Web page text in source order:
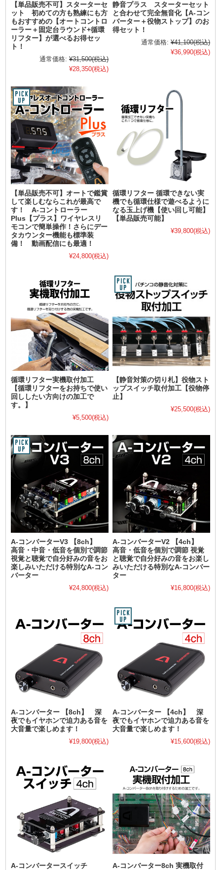
【単品販売不可】スターターセ
ット 初めての方も熟練にも方
もおすすめの【オートコントロ
ーラー＋固定台ラウンド+循環
リフター】が選べるお得セッ
ト！
通常価格: ¥31,500(税込)
¥28,350(税込)
静音プラス スターターセット
と合わせて完全無音化【A-コン
バーター＋役物ストップ】のお
得セット！
通常価格: ¥41,100(税込)
¥36,990(税込)
【単品販売不可】オートで鑑賞
して楽しむならこれが最高で
す！ A-コントローラー
Plus【プラス】ワイヤレスリ
モコンで簡単操作！さらにデー
タカウンター機能も標準装
備！ 動画配信にも最適！
¥24,800(税込)
循環リフター 循環できない実
機でも循環仕様で遊べるように
なる玉上げ機【使い回し可能】
【単品販売可能】
¥39,800(税込)
循環リフター実機取付加工
【循環リフターをお持ちで使い
回ししたい方向けの加工で
す。】
¥5,500(税込)
【静音対策の切り札】役物スト
ップスイッチ取付加工【役物停
止】
¥25,500(税込)
A-コンバーターV3 【8ch】
高音・中音・低音を個別で調節
視覚と聴覚で自分好みの音をお
楽しみいただける特別なA-コン
バーター
¥24,800(税込)
A-コンバーターV2 【4ch】
高音・低音を個別で調節 視覚
と聴覚で自分好みの音をお楽し
みいただける特別なA-コンバー
ター
¥16,800(税込)
A-コンバーター 【8ch】 深
夜でもイヤホンで迫力ある音を
大音量で楽しめます！
¥19,800(税込)
A-コンバーター 【4ch】 深
夜でもイヤホンで迫力ある音を
大音量で楽しめます！
¥15,600(税込)
A-コンバータースイッチ A-コンバーター8ch 実機取付